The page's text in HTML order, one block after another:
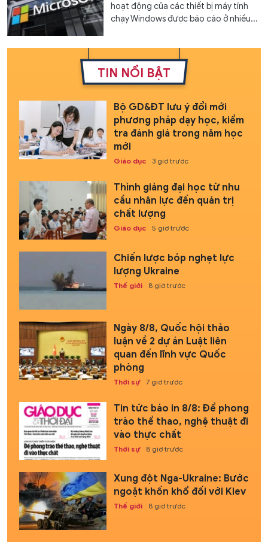
hoạt động của các thiết bị máy tính
chạy Windows được báo cáo ở nhiều...
TIN NỔI BẬT
Bộ GD&ĐT lưu ý đổi mới
phương pháp dạy học, kiểm
tra đánh giá trong năm học
mới
Giáo dục 3 giờ trước
Thỉnh giảng đại học từ nhu
cầu nhân lực đến quản trị
chất lượng
Giáo dục 5 giờ trước
Chiến lược bóp nghẹt lực
lượng Ukraine
Thế giới 8 giờ trước
Ngày 8/8, Quốc hội thảo
luận về 2 dự án Luật liên
quan đến lĩnh vực Quốc
phòng
Thời sự 7 giờ trước
Tin tức báo in 8/8: Để phong
trào thể thao, nghệ thuật đi
vào thực chất
Thời sự 8 giờ trước
Xung đột Nga-Ukraine: Bước
ngoặt khốn khổ đối với Kiev
Thế giới 8 giờ trước